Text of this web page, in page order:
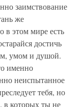
заимствование
же
в этом мире есть
достичь
умом и душой.
именно
неиспытанное
тебя, но
в которых ты не